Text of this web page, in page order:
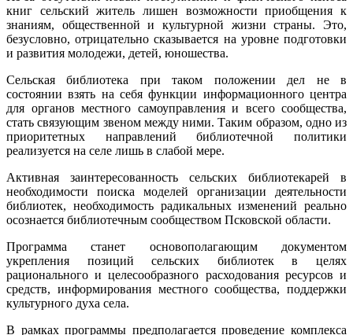
книг сельский житель лишен возможности приобщения к
знаниям, общественной и культурной жизни страны. Это,
безусловно, отрицательно сказывается на уровне подготовки
и развития молодежи, детей, юношества.
Сельская библиотека при таком положении дел не в
состоянии взять на себя функции информационного центра
для органов местного самоуправления и всего сообщества,
стать связующим звеном между ними. Таким образом, одно из
приоритетных направлений библиотечной политики
реализуется на селе лишь в слабой мере.
Активная заинтересованность сельских библиотекарей в
необходимости поиска моделей организации деятельности
библиотек, необходимость радикальных изменений реально
осознается библиотечным сообществом Псковской области.
Программа станет основополагающим документом
укрепления позиций сельских библиотек в целях
рационального и целесообразного расходования ресурсов и
средств, информирования местного сообщества, поддержки
культурного духа села.
В рамках программы предполагается проведение комплекса